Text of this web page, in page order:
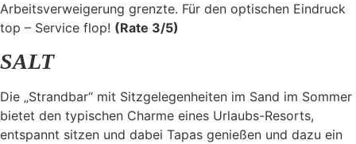
Arbeitsverweigerung grenzte. Für den optischen Eindruck
top – Service flop! (Rate 3/5)
SALT
Die „Strandbar“ mit Sitzgelegenheiten im Sand im Sommer
bietet den typischen Charme eines Urlaubs-Resorts,
entspannt sitzen und dabei Tapas genießen und dazu ein